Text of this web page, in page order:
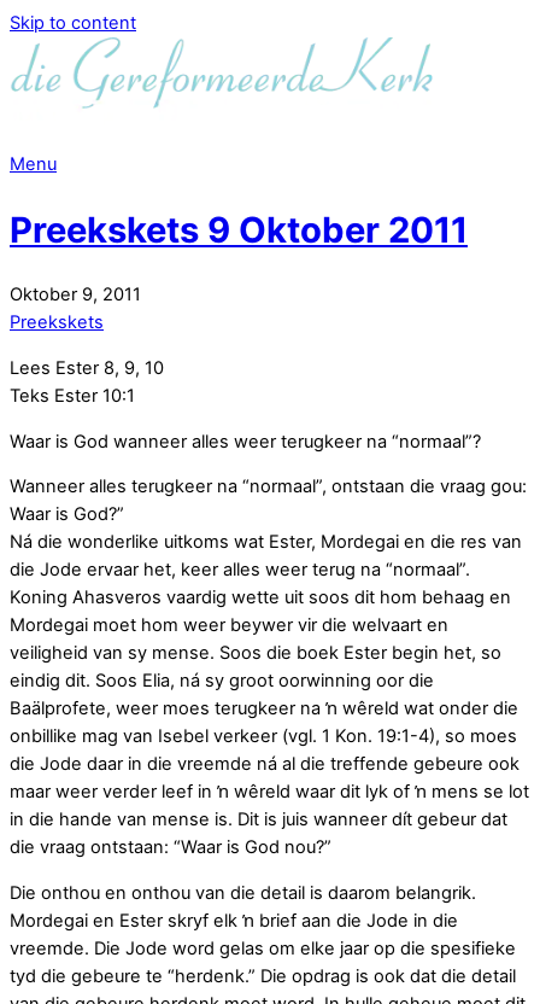
Skip to content
Menu
Preekskets 9 Oktober 2011
Oktober 9, 2011
Preekskets
Lees Ester 8, 9, 10
Teks Ester 10:1
Waar is God wanneer alles weer terugkeer na “normaal”?
Wanneer alles terugkeer na “normaal”, ontstaan die vraag gou:
Waar is God?”
Ná die wonderlike uitkoms wat Ester, Mordegai en die res van
die Jode ervaar het, keer alles weer terug na “normaal”.
Koning Ahasveros vaardig wette uit soos dit hom behaag en
Mordegai moet hom weer beywer vir die welvaart en
veiligheid van sy mense. Soos die boek Ester begin het, so
eindig dit. Soos Elia, ná sy groot oorwinning oor die
Baälprofete, weer moes terugkeer na ŉ wêreld wat onder die
onbillike mag van Isebel verkeer (vgl. 1 Kon. 19:1-4), so moes
die Jode daar in die vreemde ná al die treffende gebeure ook
maar weer verder leef in ŉ wêreld waar dit lyk of ŉ mens se lot
in die hande van mense is. Dit is juis wanneer dít gebeur dat
die vraag ontstaan: “Waar is God nou?”
Die onthou en onthou van die detail is daarom belangrik.
Mordegai en Ester skryf elk ŉ brief aan die Jode in die
vreemde. Die Jode word gelas om elke jaar op die spesifieke
tyd die gebeure te “herdenk.” Die opdrag is ook dat die detail